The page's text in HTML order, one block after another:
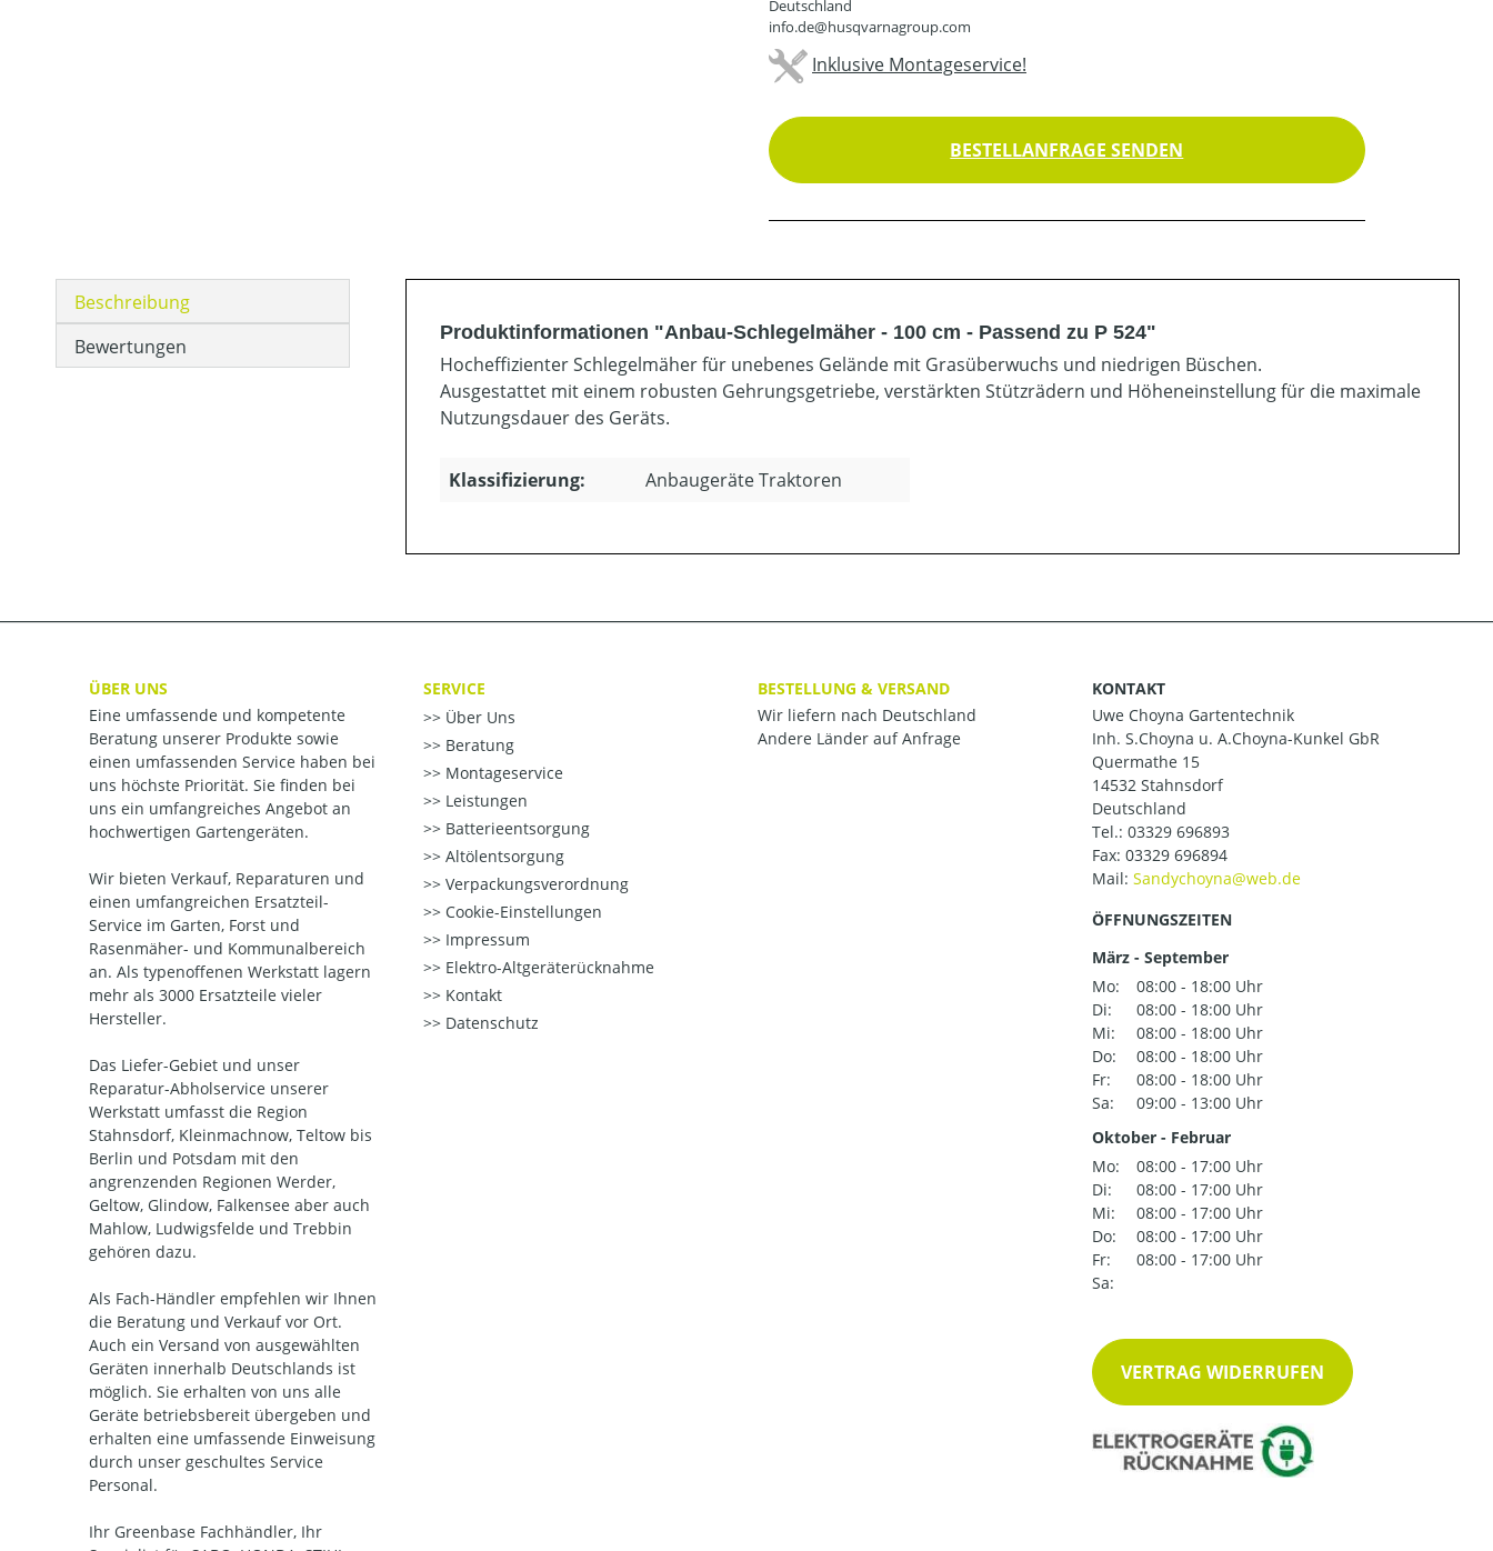
Deutschland
info.de@husqvarnagroup.com
Inklusive Montageservice!
BESTELLANFRAGE SENDEN
Beschreibung
Bewertungen
Produktinformationen "Anbau-Schlegelmäher - 100 cm - Passend zu P 524"
Hocheffizienter Schlegelmäher für unebenes Gelände mit Grasüberwuchs und niedrigen Büschen.
Ausgestattet mit einem robusten Gehrungsgetriebe, verstärkten Stützrädern und Höheneinstellung für die maximale
Nutzungsdauer des Geräts.
Klassifizierung: Anbaugeräte Traktoren
ÜBER UNS
Eine umfassende und kompetente
Beratung unserer Produkte sowie
einen umfassenden Service haben bei
uns höchste Priorität. Sie finden bei
uns ein umfangreiches Angebot an
hochwertigen Gartengeräten.
Wir bieten Verkauf, Reparaturen und
einen umfangreichen Ersatzteil-
Service im Garten, Forst und
Rasenmäher- und Kommunalbereich
an. Als typenoffenen Werkstatt lagern
mehr als 3000 Ersatzteile vieler
Hersteller.
Das Liefer-Gebiet und unser
Reparatur-Abholservice unserer
Werkstatt umfasst die Region
Stahnsdorf, Kleinmachnow, Teltow bis
Berlin und Potsdam mit den
angrenzenden Regionen Werder,
Geltow, Glindow, Falkensee aber auch
Mahlow, Ludwigsfelde und Trebbin
gehören dazu.
Als Fach-Händler empfehlen wir Ihnen
die Beratung und Verkauf vor Ort.
Auch ein Versand von ausgewählten
Geräten innerhalb Deutschlands ist
möglich. Sie erhalten von uns alle
Geräte betriebsbereit übergeben und
erhalten eine umfassende Einweisung
durch unser geschultes Service
Personal.
Ihr Greenbase Fachhändler, Ihr
SERVICE
Über Uns
Beratung
Montageservice
Leistungen
Batterieentsorgung
Altölentsorgung
Verpackungsverordnung
Cookie-Einstellungen
Impressum
Elektro-Altgeräterücknahme
Kontakt
Datenschutz
BESTELLUNG & VERSAND
Wir liefern nach Deutschland
Andere Länder auf Anfrage
KONTAKT
Uwe Choyna Gartentechnik
Inh. S.Choyna u. A.Choyna-Kunkel GbR
Quermathe 15
14532 Stahnsdorf
Deutschland
Tel.: 03329 696893
Fax: 03329 696894
Mail:
ÖFFNUNGSZEITEN
März - September
Mo:
08:00 - 18:00 Uhr
Di:
08:00 - 18:00 Uhr
Mi:
08:00 - 18:00 Uhr
Do:
08:00 - 18:00 Uhr
Fr:
08:00 - 18:00 Uhr
Sa:
09:00 - 13:00 Uhr
Oktober - Februar
Mo:
08:00 - 17:00 Uhr
Di:
08:00 - 17:00 Uhr
Mi:
08:00 - 17:00 Uhr
Do:
08:00 - 17:00 Uhr
Fr:
08:00 - 17:00 Uhr
Sa:
VERTRAG WIDERRUFEN